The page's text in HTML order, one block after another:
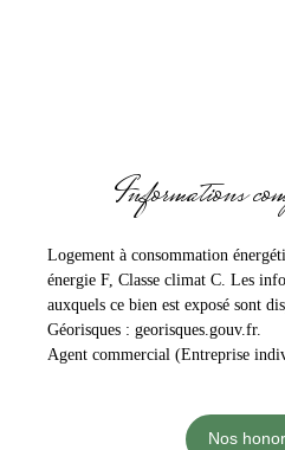
Informations
Logement à consommation
énergie F, Classe climat C. Les
auxquels ce bien est exposé sont
Géorisques : georisques.gouv.fr.
Agent commercial (Entreprise
Nos